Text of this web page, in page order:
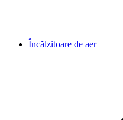
Încălzitoare de aer